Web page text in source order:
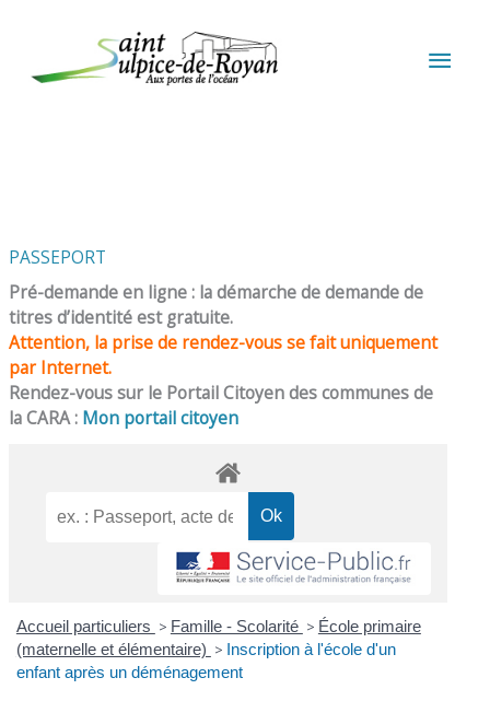
PASSEPORT
Pré-demande en ligne : la démarche de demande de
titres d’identité est gratuite.
Attention, la prise de rendez-vous se fait uniquement
par Internet.
Rendez-vous sur le Portail Citoyen des communes de
la CARA : Mon portail citoyen
Accueil particuliers > Famille - Scolarité > École primaire
(maternelle et élémentaire) > Inscription à l'école d'un
enfant après un déménagement